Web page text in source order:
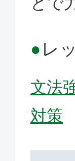
● レ
文法
対策